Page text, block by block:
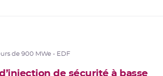
de 900 MWe - EDF
de sécurité à basse